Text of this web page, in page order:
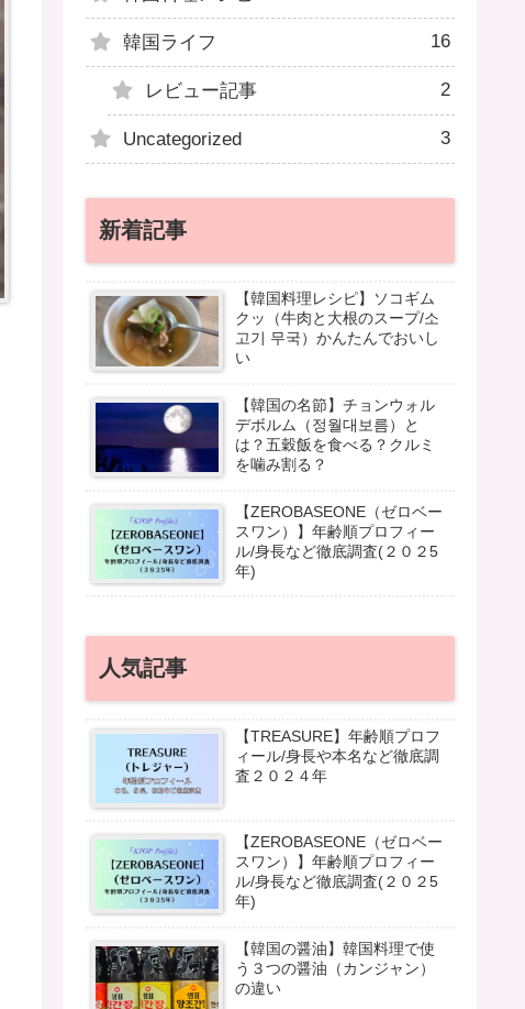
韓国ライフ 16
レビュー記事 2
Uncategorized 3
新着記事
【韓国料理レシピ】ソコギム
クッ（牛肉と大根のスープ/소
고기 무국）かんたんでおいし
い
【韓国の名節】チョンウォル
デボルム（정월대보름）と
は？五穀飯を食べる？クルミ
を噛み割る？
【ZEROBASEONE（ゼロベー
スワン）】年齢順プロフィー
ル/身長など徹底調査(２０２5
年)
人気記事
【TREASURE】年齢順プロフ
ィール/身長や本名など徹底調
査２０２４年
【ZEROBASEONE（ゼロベー
スワン）】年齢順プロフィー
ル/身長など徹底調査(２０２5
年)
【韓国の醤油】韓国料理で使
う３つの醤油（カンジャン）
の違い